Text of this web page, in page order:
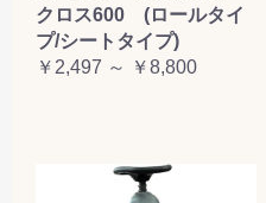
クロス600 (ロールタイ
プ/シートタイプ)
￥2,497 ～ ￥8,800